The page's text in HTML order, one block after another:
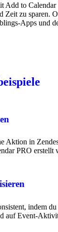
Add to
Zeit zu sparen.
Apps und
Aktion in
PRO erstellt
indem
auf Event-